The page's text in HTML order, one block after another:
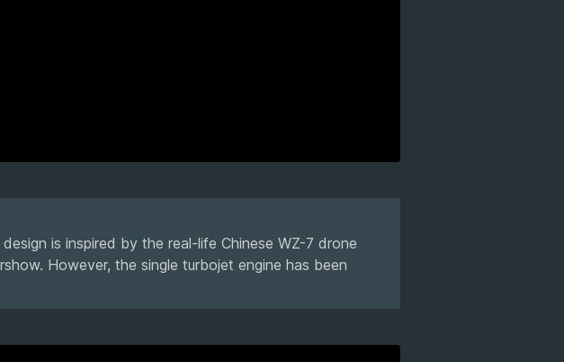
is inspired by the real-life Chinese WZ-7 drone
However, the single turbojet engine has been